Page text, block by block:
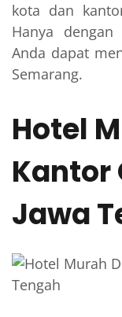
kota dan
Hanya
Anda dapat
Semarang.
Hotel
Kantor
Jawa